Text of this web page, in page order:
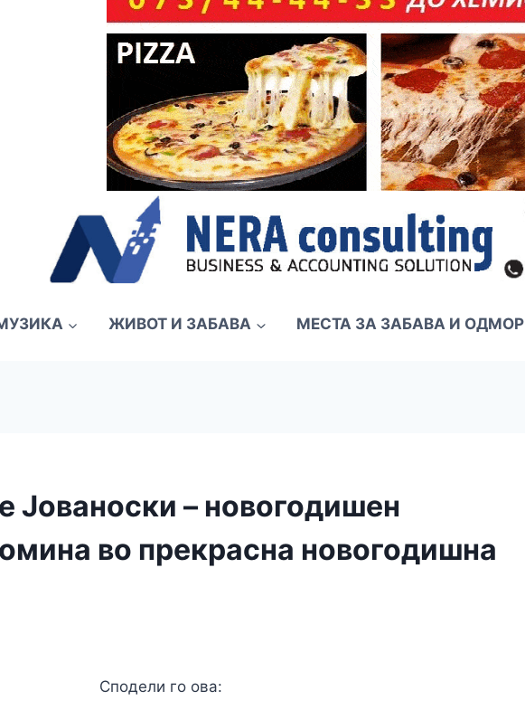
ЖИВОТ И ЗАБАВА МЕСТА ЗА ЗАБАВА И ОДМОР
Јованоски – новогодишен
во прекрасна новогодишна
Сподели го ова: